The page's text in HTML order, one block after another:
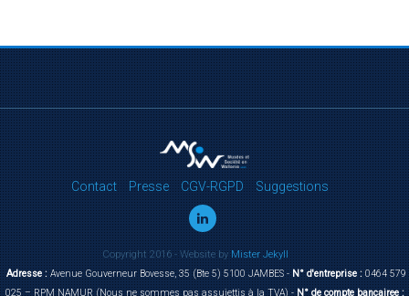
Contact Presse CGV-RGPD Suggestions
Copyright 2016 - Website byMister Jekyll
Adresse :Avenue Gouverneur Bovesse, 35 (Bte 5) 5100 JAMBES -N° d'entreprise :0464 579
025 – RPM NAMUR (Nous ne sommes pas assujettis à la TVA) -N° de compte bancairee :